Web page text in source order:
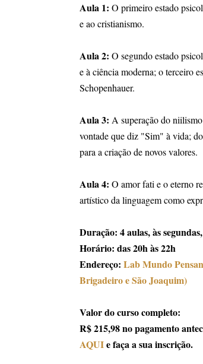
Aula 1: O primeiro estado
e ao cristianismo.
Aula 2: O segundo estado
e à ciência moderna; o terceiro
Schopenhauer.
Aula 3: A superação do
vontade que diz "Sim" à vida;
para a criação de novos valores.
Aula 4: O amor fati e o eterno
artístico da linguagem como
Duração: 4 aulas, às
Horário: das 20h às 22h
Endereço: Lab Mundo
Brigadeiro e São Joaquim)
Valor do curso completo:
R$ 215,98 no pagamento
AQUIe faça a sua inscrição.